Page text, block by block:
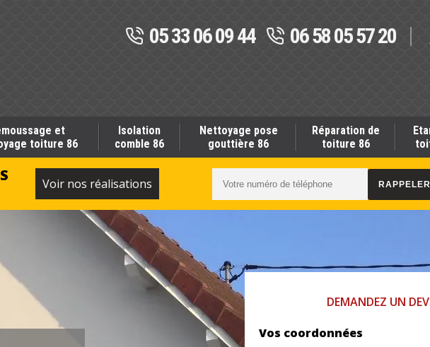
05 33 06 09 44 06 58 05 57 20
et
toiture 86
Isolation
comble 86
Nettoyage pose
gouttière 86
Réparation de
toiture 86
Voir nos réalisations
DEMANDEZ UN
Vos coordonnées